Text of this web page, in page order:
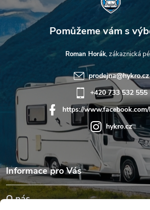
Informace pro Vás
O nás
Roman Horák
prodejna@hykro.cz
+420 733 532 555
https://
hykro.cz